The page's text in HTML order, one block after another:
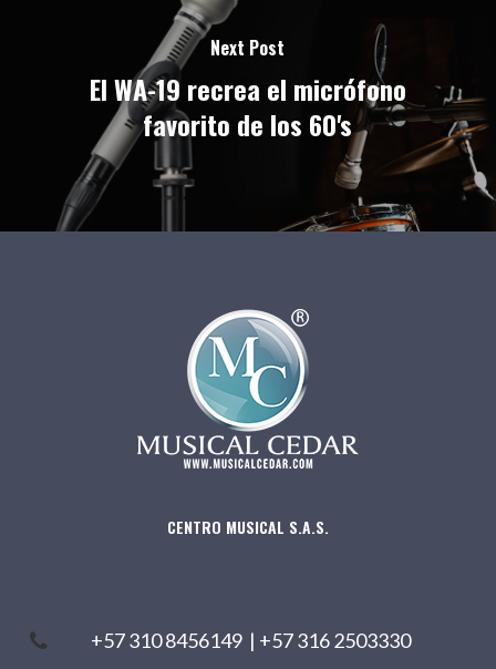
Next Post
El WA-19 recrea el micrófono
favorito de los 60's
CENTRO MUSICAL S.A.S.
+57 310 8456149 | +57 316 2503330